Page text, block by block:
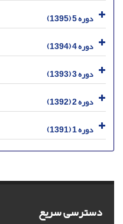
دوره 5 (1395)
دوره 4 (1394)
دوره 3 (1393)
دوره 2 (1392)
دوره 1 (1391)
دسترسی سریع